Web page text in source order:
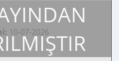
10-07-2026